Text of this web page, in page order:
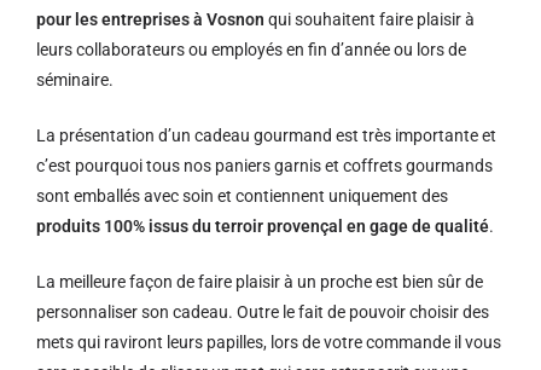
pour les entreprises à Vosnon qui souhaitent faire plaisir à
leurs collaborateurs ou employés en fin d’année ou lors de
séminaire.
La présentation d’un cadeau gourmand est très importante et
c’est pourquoi tous nos paniers garnis et coffrets gourmands
sont emballés avec soin et contiennent uniquement des
produits 100% issus du terroir provençal en gage de qualité.
La meilleure façon de faire plaisir à un proche est bien sûr de
personnaliser son cadeau. Outre le fait de pouvoir choisir des
mets qui raviront leurs papilles, lors de votre commande il vous